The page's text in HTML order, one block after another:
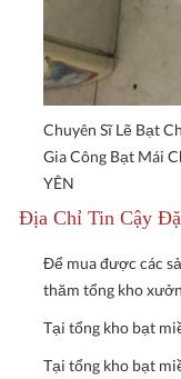
Chuyên Sĩ Lẽ Bạt
Gia Công Bạt Mái
YÊN
Địa Chỉ Tin Cậy
Để mua được các
thăm tổng kho
Tại tổng kho bạt
Tại tổng kho bạt